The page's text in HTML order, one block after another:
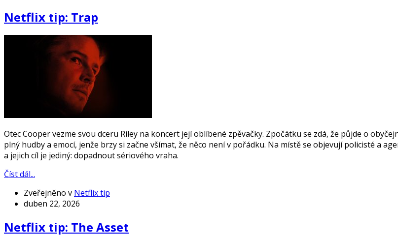
Netflix tip: Trap
Otec Cooper vezme svou dceru Riley na koncert její oblíbené zpěvačky. Zpočátku se zdá, že půjde o
plný hudby a emocí, jenže brzy si začne všímat, že něco není v pořádku. Na místě se objevují policisté a
a jejich cíl je jediný: dopadnout sériového vraha.
Číst dál...
Zveřejněno v Netflix tip
duben 22, 2026
Netflix tip: The Asset